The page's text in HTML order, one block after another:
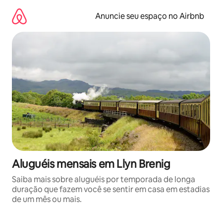
para
conteúdo
Anuncie seu espaço no Airbnb
Aluguéis mensais em Llyn Brenig
Saiba mais sobre aluguéis por temporada de longa
duração que fazem você se sentir em casa em estadias
de um mês ou mais.